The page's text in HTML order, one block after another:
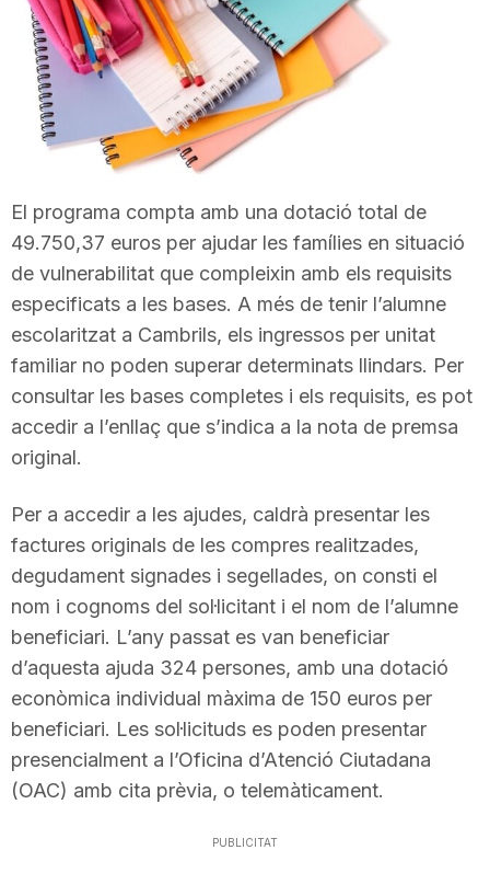
e
T
r
a
g
n
a
El programa compta amb una dotació total de
49.750,37 euros per ajudar les famílies en situació
de vulnerabilitat que compleixin amb els requisits
especificats a les bases. A més de tenir l’alumne
escolaritzat a Cambrils, els ingressos per unitat
familiar no poden superar determinats llindars. Per
consultar les bases completes i els requisits, es pot
accedir a l’enllaç que s’indica a la nota de premsa
original.
Per a accedir a les ajudes, caldrà presentar les
factures originals de les compres realitzades,
degudament signades i segellades, on consti el
nom i cognoms del sol·licitant i el nom de l’alumne
beneficiari. L’any passat es van beneficiar
d’aquesta ajuda 324 persones, amb una dotació
econòmica individual màxima de 150 euros per
beneficiari. Les sol·licituds es poden presentar
presencialment a l’Oficina d’Atenció Ciutadana
(OAC) amb cita prèvia, o telemàticament.
PUBLICITAT